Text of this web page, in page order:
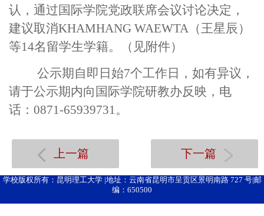
认，通过国际学院党政联席会议讨论决定，
建议取消KHAMHANG WAEWTA （王星辰）
等14名留学生学籍。（见附件）
公示期自即日始7个工作日，如有异议，
请于公示期内向国际学院研教办反映，电
话： 0871-65939731。
上一篇 下一篇
学校版权所有：昆明理工大学 |地址：云南省昆明市呈贡区景明南路 727 号|邮
编：650500